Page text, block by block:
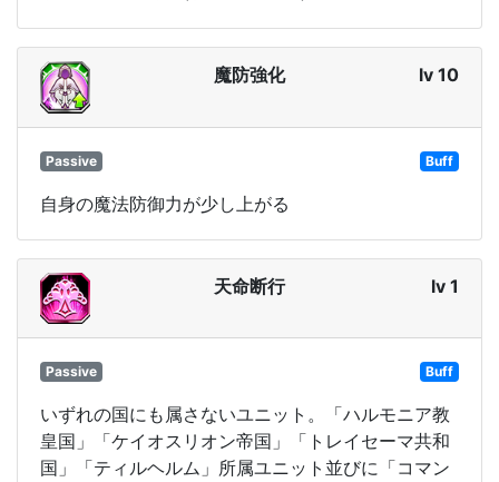
魔防強化 lv 10
Passive Buff
自身の魔法防御力が少し上がる
天命断行 lv 1
Passive Buff
いずれの国にも属さないユニット。「ハルモニア教
皇国」「ケイオスリオン帝国」「トレイセーマ共和
国」「ティルヘルム」所属ユニット並びに「コマン